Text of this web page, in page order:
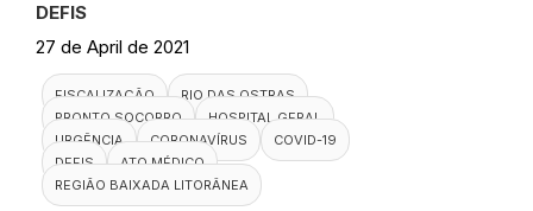
DEFIS
27 de April de 2021
FISCALIZAÇÃO
RIO DAS OSTRAS
PRONTO SOCORRO
HOSPITAL GERAL
URGÊNCIA
CORONAVÍRUS
COVID-19
DEFIS
ATO MÉDICO
REGIÃO BAIXADA LITORÂNEA